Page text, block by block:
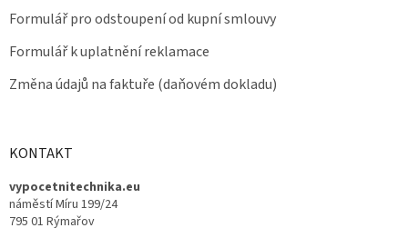
Formulář pro odstoupení od kupní smlouvy
Formulář k uplatnění reklamace
Změna údajů na faktuře (daňovém dokladu)
KONTAKT
vypocetnitechnika.eu
náměstí Míru 199/24
795 01 Rýmařov